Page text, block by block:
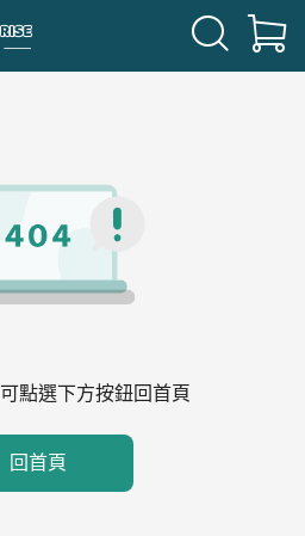
點選下方按鈕回首頁
回首頁